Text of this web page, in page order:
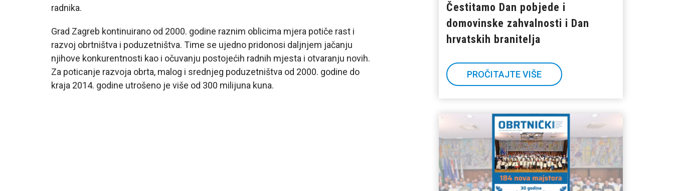
radnika.
Grad Zagreb kontinuirano od 2000. godine raznim oblicima mjera potiče rast i
razvoj obrtništva i poduzetništva. Time se ujedno pridonosi daljnjem jačanju
njihove konkurentnosti kao i očuvanju postojećih radnih mjesta i otvaranju novih.
Za poticanje razvoja obrta, malog i srednjeg poduzetništva od 2000. godine do
kraja 2014. godine utrošeno je više od 300 milijuna kuna.
Čestitamo Dan pobjede i
domovinske zahvalnosti i Dan
hrvatskih branitelja
PROČITAJTE VIŠE